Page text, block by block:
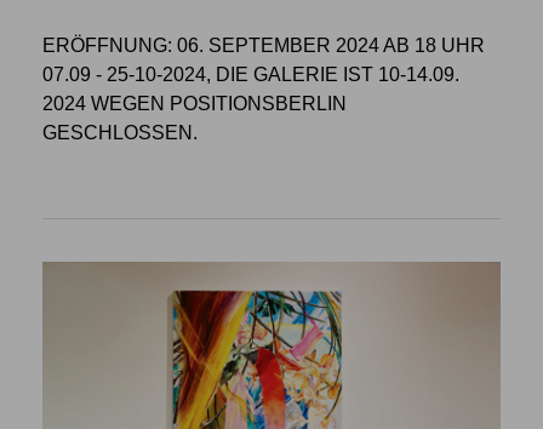
ERÖFFNUNG: 06. SEPTEMBER 2024 AB 18 UHR
07.09 - 25-10-2024, DIE GALERIE IST 10-14.09.
2024 WEGEN POSITIONSBERLIN
GESCHLOSSEN.